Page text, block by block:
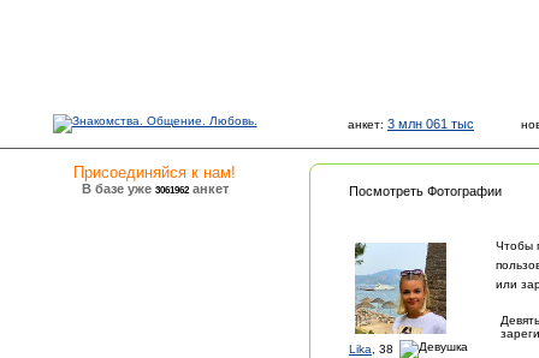
анкет: 3 млн 061 тыс
Присоединяйся к нам!
В базе уже 3061962анкет Посмотреть Фотографии
Lika , 38
Чтобы
или